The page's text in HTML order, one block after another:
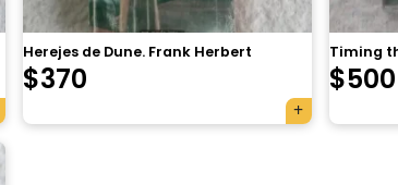
Herejes de Dune. Frank Herbert
$370
Timing
$500